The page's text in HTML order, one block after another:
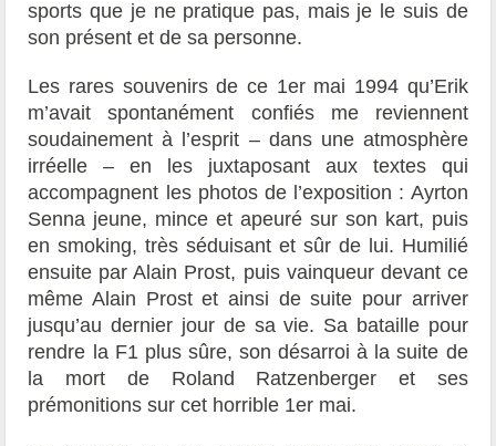
sports que je ne pratique pas, mais je le suis de
son présent et de sa personne.
Les rares souvenirs de ce 1ermai 1994 qu’Erik
m’avait spontanément confiés me reviennent
soudainement à l’esprit – dans une atmosphère
irréelle – en les juxtaposant aux textes qui
accompagnent les photos de l’exposition : Ayrton
Senna jeune, mince et apeuré sur son kart, puis
en smoking, très séduisant et sûr de lui. Humilié
ensuite par Alain Prost, puis vainqueur devant ce
même Alain Prost et ainsi de suite pour arriver
jusqu’au dernier jour de sa vie. Sa bataille pour
rendre la F1 plus sûre, son désarroi à la suite de
la mort de Roland Ratzenberger et ses
prémonitions sur cet horrible 1er mai.